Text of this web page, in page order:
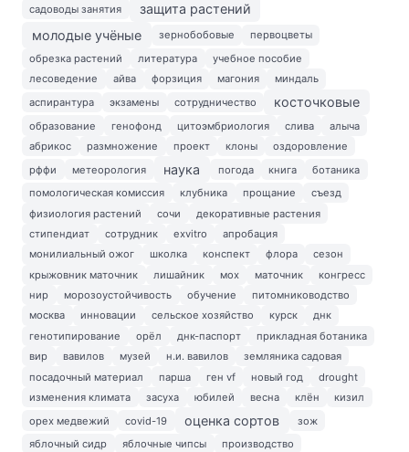
садоводы занятия
защита растений
молодые учёные
зернобобовые
первоцветы
обрезка растений
литература
учебное пособие
лесоведение
айва форзиция магония
миндаль
аспирантура
экзамены сотрудничество косточковые
образование генофонд цитоэмбриология слива
алыча
абрикос
размножение проект клоны
оздоровление
рффи
метеорология наука погода книга
ботаника
помологическая комиссия
клубника прощание
съезд
физиология растений
сочи
декоративные растения
стипендиат
сотрудник exvitro
апробация
монилиальный ожог
школка конспект флора
сезон
крыжовник маточник
лишайник мох маточник
конгресс
нир
морозоустойчивость обучение
питомниководство
москва
инновации сельское хозяйство курск
днк
генотипирование
орёл днк-паспорт
прикладная ботаника
вир
вавилов музей н.и. вавилов
земляника садовая
посадочный материал
парша ген vf новый год
drought
изменения климата
засуха юбилей весна клён
кизил
орех медвежий
covid-19 оценка сортов
зож
яблочный сидр
яблочные чипсы
производство